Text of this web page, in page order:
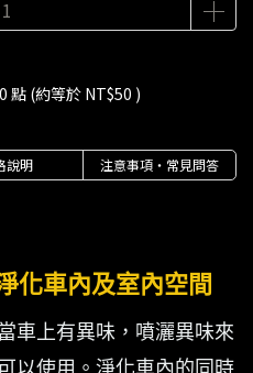
點 (約等於 NT$50 )
說明 注意事項・常見問答
化車內及室內空間
車上有異味，噴灑異味來
以使用。淨化車內的同時